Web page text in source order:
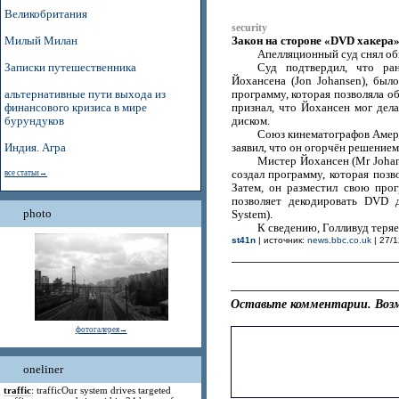
Великобритания
Милый Милан
Записки путешественника
альтернативные пути выхода из
финансового кризиса в мире
бурундуков
Индия. Агра
все статьи→
photo
фотогалерея→
oneliner
traffic: trafficOur system drives targeted
security
Закон на стороне «DVD хакера»
Апелляционный суд снял
Суд подтвердил, что
Йохансена (Jon Johansen),
программу, которая позволяла
признал, что Йохансен мог
диском.
Союз кинематографов
заявил, что он огорчён
Мистер Йохансен (Mr
создал программу, которая
Затем, он разместил свою
позволяет декодировать
System).
К сведению, Голливуд
st41n| источник: news.bbc.co.uk| 27/
Оставьте комментарии.